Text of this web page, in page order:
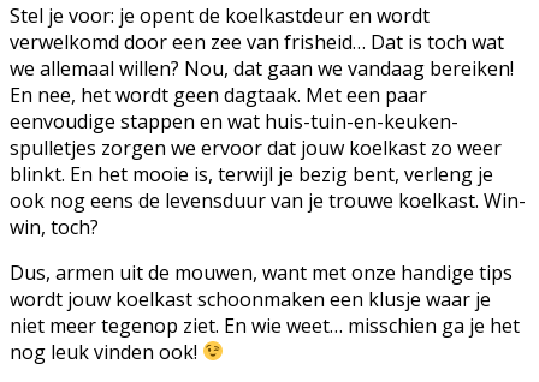
Stel je voor: je opent de koelkastdeur en wordt
verwelkomd door een zee van frisheid… Dat is toch wat
we allemaal willen? Nou, dat gaan we vandaag bereiken!
En nee, het wordt geen dagtaak. Met een paar
eenvoudige stappen en wat huis-tuin-en-keuken-
spulletjes zorgen we ervoor dat jouw koelkast zo weer
blinkt. En het mooie is, terwijl je bezig bent, verleng je
ook nog eens de levensduur van je trouwe koelkast. Win-
win, toch?
Dus, armen uit de mouwen, want met onze handige tips
wordt jouw koelkast schoonmaken een klusje waar je
niet meer tegenop ziet. En wie weet… misschien ga je het
nog leuk vinden ook!